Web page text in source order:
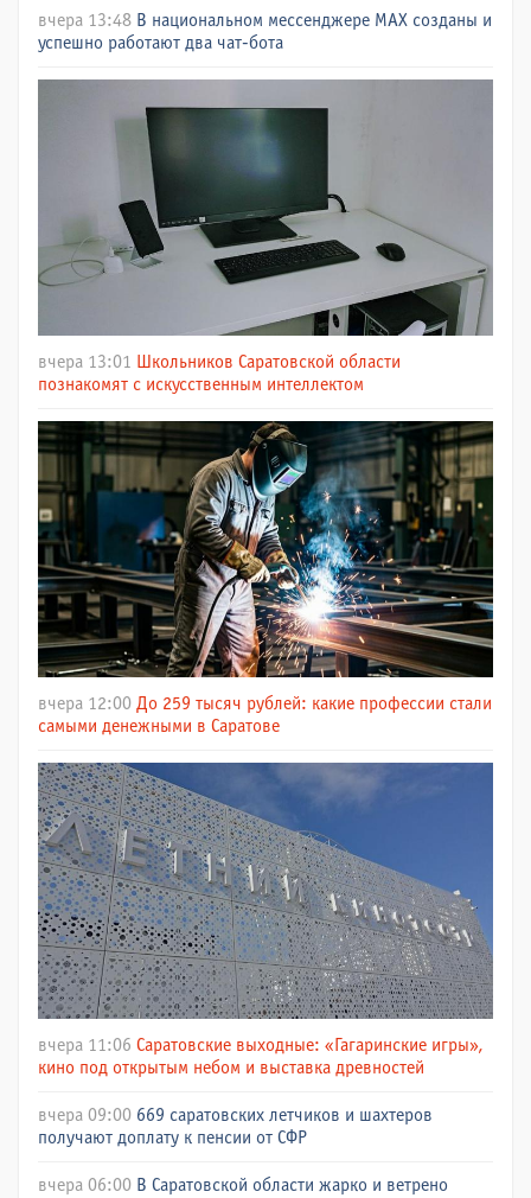
вчера 13:48 В национальном мессенджере МАХ созданы и
успешно работают два чат-бота
вчера 13:01
Школьников Саратовской области
познакомят с искусственным интеллектом
вчера 12:00 До 259 тысяч рублей: какие профессии стали
самыми денежными в Саратове
вчера 11:06 Саратовские выходные: «Гагаринские игры»,
кино под открытым небом и выставка древностей
вчера 09:00 669 саратовских летчиков и шахтеров
получают доплату к пенсии от СФР
вчера 06:00 В Саратовской области жарко и ветрено